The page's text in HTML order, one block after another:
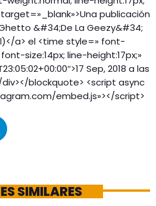
publicación
&#34;De La Geezy&#34;
a> el <time style=» font-
size:14px; line-height:17px;»
Sep, 2018 a las
blockquote> <script async
embed.js»></script>
SIMILARES